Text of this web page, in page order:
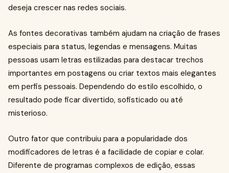
deseja crescer nas redes sociais.
As fontes decorativas também ajudam na criação de frases
especiais para status, legendas e mensagens. Muitas
pessoas usam letras estilizadas para destacar trechos
importantes em postagens ou criar textos mais elegantes
em perfis pessoais. Dependendo do estilo escolhido, o
resultado pode ficar divertido, sofisticado ou até
misterioso.
Outro fator que contribuiu para a popularidade dos
modificadores de letras é a facilidade de copiar e colar.
Diferente de programas complexos de edição, essas